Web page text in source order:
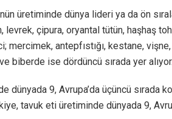
üretiminde dünya lideri ya da ön
levrek, çipura, oryantal tütün, haşhaş
mercimek, antepfıstığı, kestane,
biberde ise dördüncü sırada yer alıyor.
dünyada 9, Avrupa’da üçüncü sırada
tavuk eti üretiminde dünyada 9,